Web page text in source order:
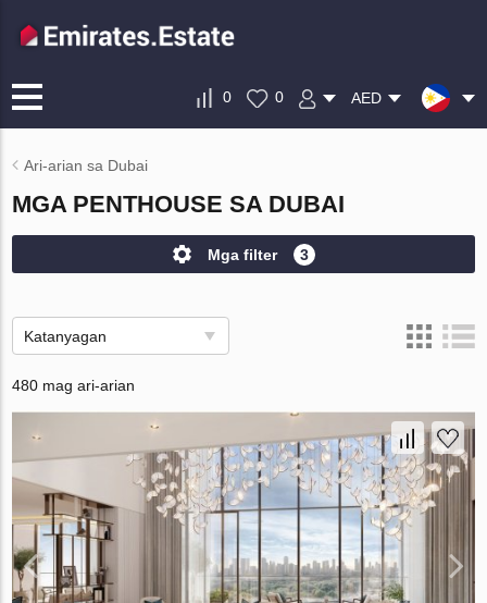
0 0 AED
Ari-arian sa Dubai
MGA PENTHOUSE SA DUBAI
Mga filter 3
Katanyagan
480 mag ari-arian